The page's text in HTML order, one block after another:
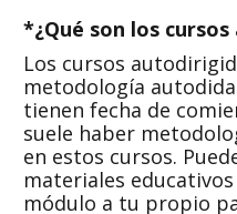
*¿Qué son los
Los cursos
metodología
tienen fecha de
suele haber
en estos cursos.
materiales
módulo a tu propio